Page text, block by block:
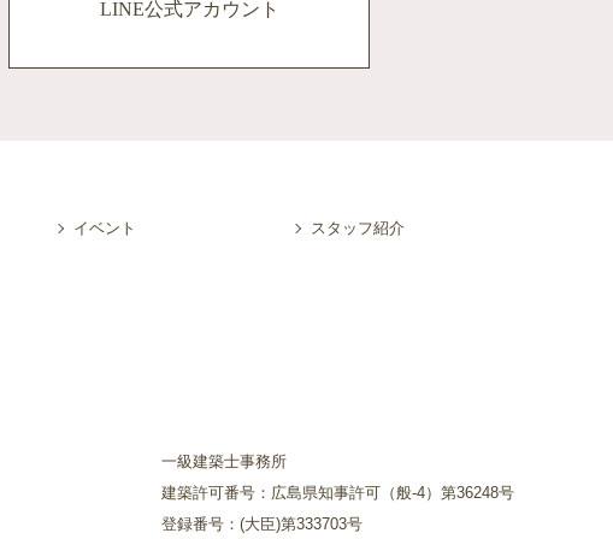
LINE公式アカウント
イベント スタッフ紹介
一級建築士事務所
建築許可番号：広島県知事許可（般-4）第36248号
登録番号：(大臣)第333703号